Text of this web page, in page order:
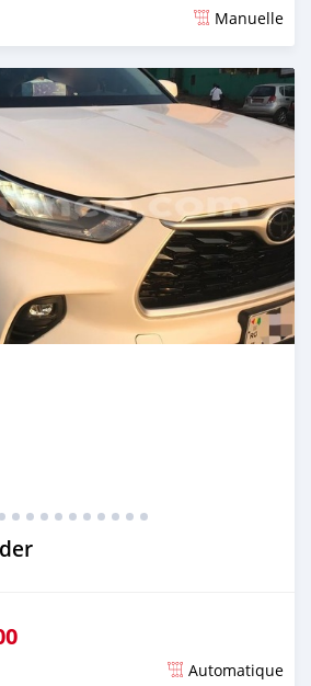
Manuelle
Automatique